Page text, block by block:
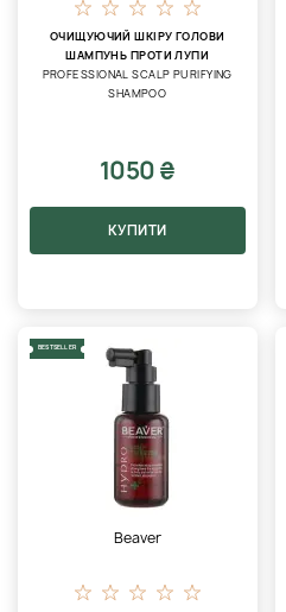
ОЧИЩУЮЧИЙ ШКІРУ ГОЛОВИ
ШАМПУНЬ ПРОТИ ЛУПИ
PROFESSIONAL SCALP PURIFYING
SHAMPOO
1050 ₴
КУПИТИ
BESTSELLER
Beaver